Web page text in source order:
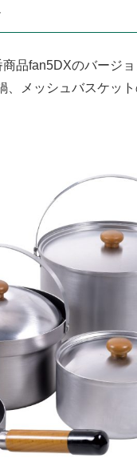
品fan5DXのバージ
メッシュバスケッ